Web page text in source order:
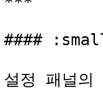
####
설정 패널의